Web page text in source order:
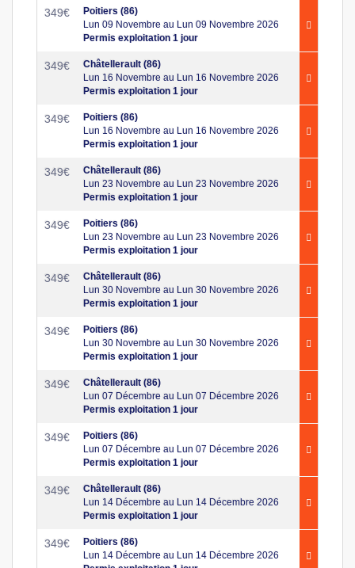
349€
Poitiers (86)
Lun 09 Novembre au Lun 09 Novembre 2026
Permis exploitation 1 jour
349€
Châtellerault (86)
Lun 16 Novembre au Lun 16 Novembre 2026
Permis exploitation 1 jour
349€
Poitiers (86)
Lun 16 Novembre au Lun 16 Novembre 2026
Permis exploitation 1 jour
349€
Châtellerault (86)
Lun 23 Novembre au Lun 23 Novembre 2026
Permis exploitation 1 jour
349€
Poitiers (86)
Lun 23 Novembre au Lun 23 Novembre 2026
Permis exploitation 1 jour
349€
Châtellerault (86)
Lun 30 Novembre au Lun 30 Novembre 2026
Permis exploitation 1 jour
349€
Poitiers (86)
Lun 30 Novembre au Lun 30 Novembre 2026
Permis exploitation 1 jour
349€
Châtellerault (86)
Lun 07 Décembre au Lun 07 Décembre 2026
Permis exploitation 1 jour
349€
Poitiers (86)
Lun 07 Décembre au Lun 07 Décembre 2026
Permis exploitation 1 jour
349€
Châtellerault (86)
Lun 14 Décembre au Lun 14 Décembre 2026
Permis exploitation 1 jour
349€
Poitiers (86)
Lun 14 Décembre au Lun 14 Décembre 2026